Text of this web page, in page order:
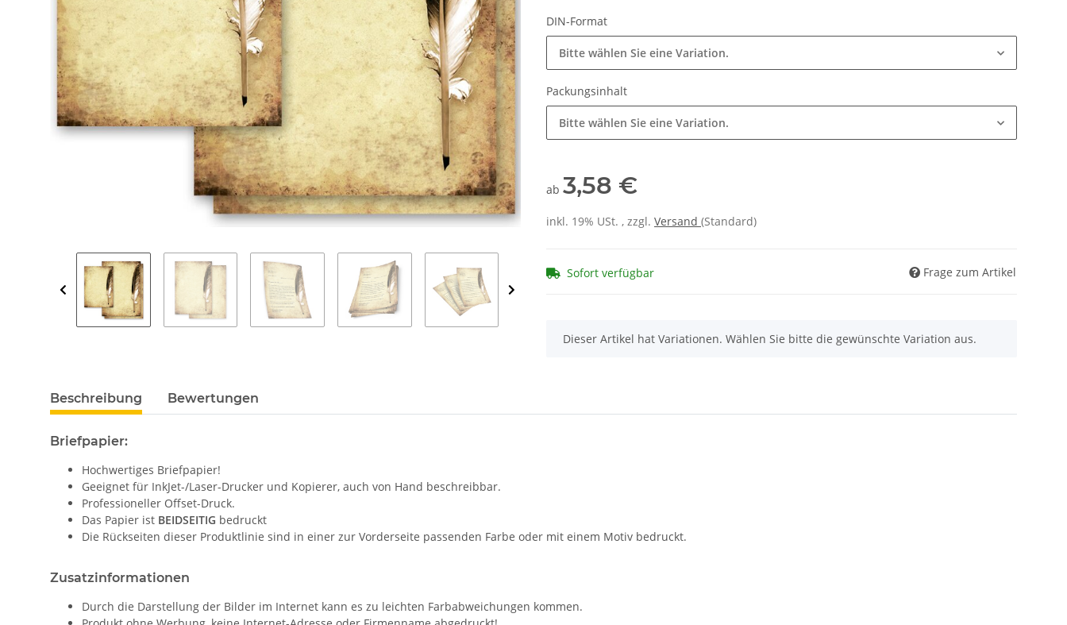
DIN-Format
Bitte wählen Sie eine Variation.
Packungsinhalt
Bitte wählen Sie eine Variation.
ab 3,58 €
inkl. 19% USt. , zzgl. Versand (Standard)
Sofort verfügbar Frage zum Artikel
x
Dieser Artikel hat Variationen. Wählen Sie bitte die gewünschte Variation aus.
Beschreibung Bewertungen
Briefpapier:
Hochwertiges Briefpapier!
Geeignet für InkJet-/Laser-Drucker und Kopierer, auch von Hand beschreibbar.
Professioneller Offset-Druck.
Das Papier ist BEIDSEITIG bedruckt
Die Rückseiten dieser Produktlinie sind in einer zur Vorderseite passenden Farbe oder mit einem Motiv bedruckt.
Zusatzinformationen
Durch die Darstellung der Bilder im Internet kann es zu leichten Farbabweichungen kommen.